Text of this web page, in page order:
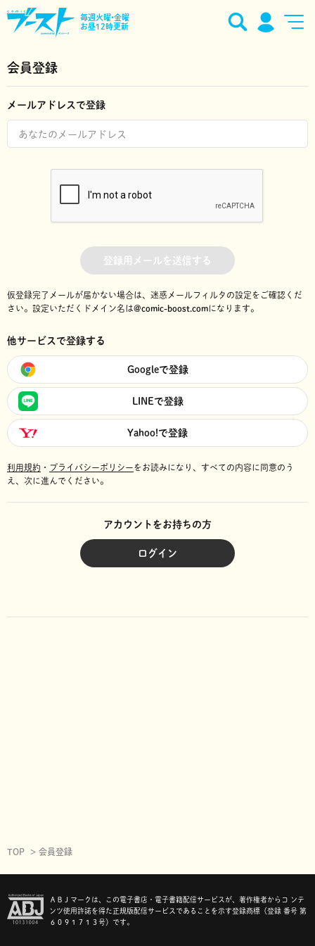
毎週火曜•金曜
お昼12時更新
会員登録
メールアドレスで登録
登録用メールを送信する
仮登録完了メールが届かない場合は、迷惑メールフィルタの設定をご確認くだ
さい。 設定いただくドメイン名は@comic-boost.comになります。
他サービスで登録する
Googleで登録
LINEで登録
Yahoo!で登録
利用規約 ・ プライバシーポリシーをお読みになり、 すべての内容に同意のう
え、次に進んでください。
アカウントをお持ちの方
ログイン
TOP 会員登録
ＡＢＪマークは、この電子書店・電子書籍配信サービスが、著作権者からコ ンテ
ンツ使用許諾を得た正規版配信サービスであることを示す登録商標（登録 番号 第
６０９１７１３号）です。